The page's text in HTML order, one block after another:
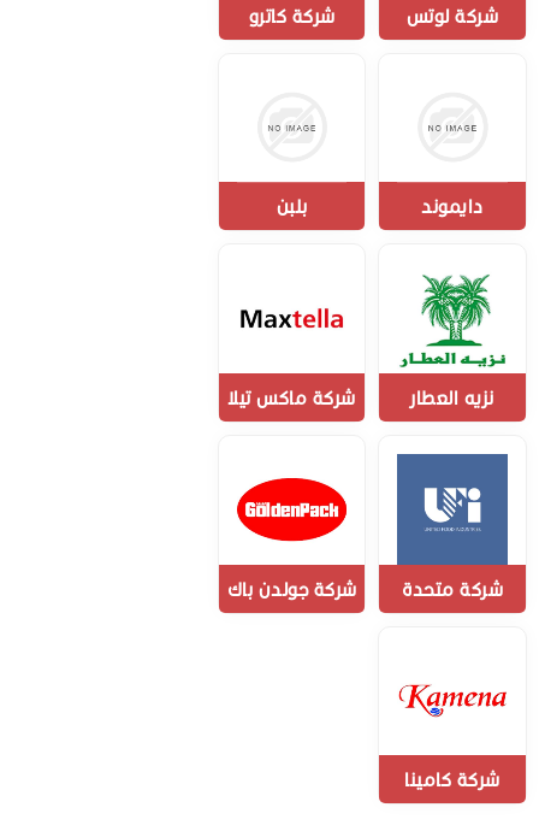
شركة لوتس شركة كاترو
دايموند بلبن
نزيه العطار شركة ماكس تيلا
شركة متحدة شركة جولدن باك
شركة كامينا